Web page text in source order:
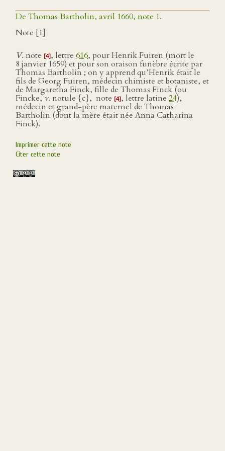
De Thomas Bartholin, avril 1660, note 1.
Note [1]
V. note [4], lettre 616, pour Henrik Fuiren (mort le
8 janvier 1659) et pour son oraison funèbre écrite par
Thomas Bartholin ; on y apprend qu’Henrik était le
fils de Georg Fuiren, médecin chimiste et botaniste, et
de Margaretha Finck, fille de Thomas Finck (ou
Fincke,v. notule {c}, note [4], lettre latine 24),
médecin et grand-père maternel de Thomas
Bartholin (dont la mère était née Anna Catharina
Finck).
Imprimer cette note
Citer cette note